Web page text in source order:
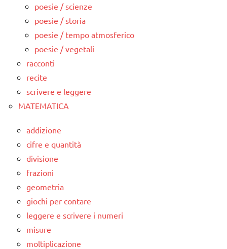
poesie / scienze
poesie / storia
poesie / tempo atmosferico
poesie / vegetali
racconti
recite
scrivere e leggere
MATEMATICA
addizione
cifre e quantità
divisione
frazioni
geometria
giochi per contare
leggere e scrivere i numeri
misure
moltiplicazione